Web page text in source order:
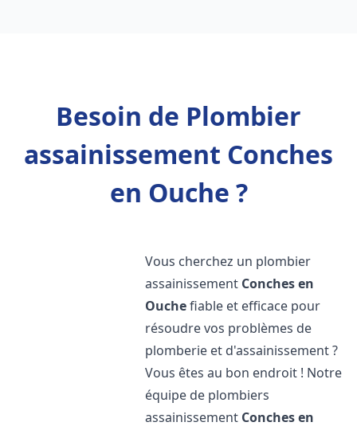
Besoin de Plombier
assainissement Conches
en Ouche ?
Vous cherchez un plombier
assainissement Conches en
Ouchefiable et efficace pour
résoudre vos problèmes de
plomberie et d'assainissement ?
Vous êtes au bon endroit ! Notre
équipe de plombiers
assainissement Conches en